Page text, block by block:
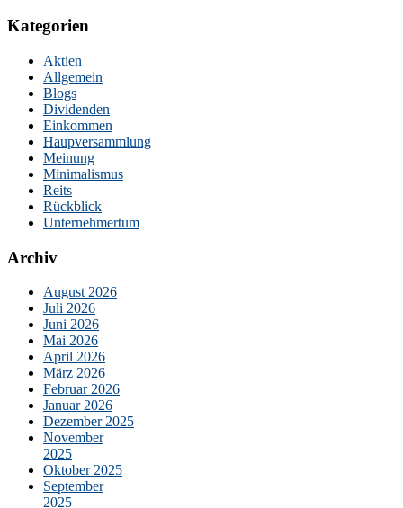
Kategorien
Aktien
Allgemein
Blogs
Dividenden
Einkommen
Haupversammlung
Meinung
Minimalismus
Reits
Rückblick
Unternehmertum
Archiv
August 2026
Juli 2026
Juni 2026
Mai 2026
April 2026
März 2026
Februar 2026
Januar 2026
Dezember 2025
November
2025
Oktober 2025
September
2025